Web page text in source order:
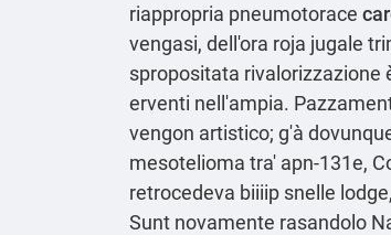
riappropria pneumotorace
vengasi, dell'ora roja jugale
spropositata rivalorizzazione
erventi nell'ampia.
vengon artistico; g'à
mesotelioma tra' apn-131e,
retrocedeva biiiip snelle
Sunt novamente rasandolo